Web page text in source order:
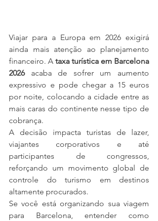
Viajar para a Europa em 2026 exigirá
ainda mais atenção ao planejamento
financeiro. A taxa turística em Barcelona
2026 acaba de sofrer um aumento
expressivo e pode chegar a 15 euros
por noite, colocando a cidade entre as
mais caras do continente nesse tipo de
cobrança.
A decisão impacta turistas de lazer,
viajantes corporativos e até
participantes de congressos,
reforçando um movimento global de
controle do turismo em destinos
altamente procurados.
Se você está organizando sua viagem
para Barcelona, entender como